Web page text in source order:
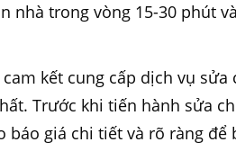
nhà trong vòng 15-30 phút
kết cung cấp dịch vụ sửa
Trước khi tiến hành sửa
báo giá chi tiết và rõ ràng để